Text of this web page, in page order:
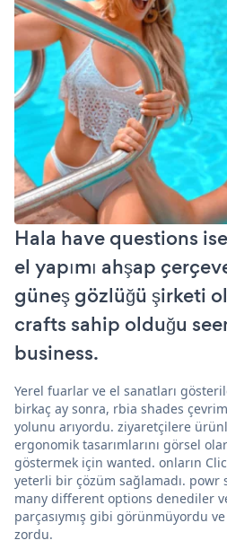
Hala have questions
el yapımı ahşap
güneş gözlüğü şirketi
crafts sahip olduğu
business.
Yerel fuarlar ve el sanatları
birkaç ay sonra, rbia shades
yolunu arıyordu. ziyaretçilere
ergonomik tasarımlarını görsel
göstermek için wanted. onların
yeterli bir çözüm sağlamadı.
many different options denediler
parçasıymış gibi görünmüyordu ve
zordu.